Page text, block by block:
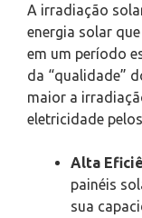
A irradiação
energia solar
em um período
da “qualidade”
maior a
eletricidade
Alta
painéis
sua